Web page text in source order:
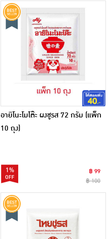
อายิโนะโมโต๊ะ ผงชูรส 72 กรัม (แพ็ก
10 ถุง)
1%
฿ 99
฿ 100